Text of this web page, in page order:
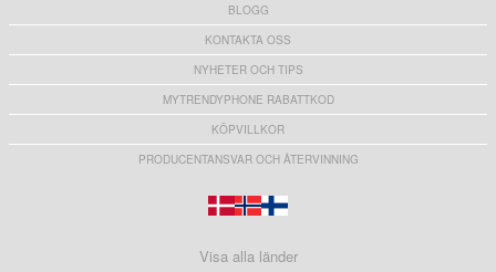
BLOGG
KONTAKTA OSS
NYHETER OCH TIPS
MYTRENDYPHONE RABATTKOD
KÖPVILLKOR
PRODUCENTANSVAR OCH ÅTERVINNING
Visa alla länder